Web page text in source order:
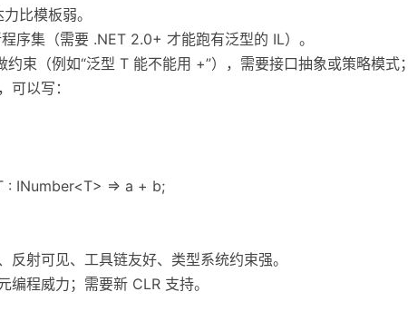
比模板弱。
序集（需要 .NET 2.0+ 才能跑有泛型的 IL）。
束（例如“泛型 T 能不能用 +”），需要接口抽象或策略模式
以写：
INumber<T> => a + b;
射可见、工具链友好、类型系统约束强。
程威力；需要新 CLR 支持。